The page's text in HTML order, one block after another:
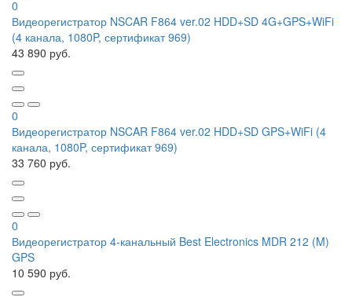
0
Видеорегистратор NSCAR F864 ver.02 HDD+SD 4G+GPS+WiFi
(4 канала, 1080P, сертификат 969)
43 890 руб.
0
Видеорегистратор NSCAR F864 ver.02 HDD+SD GPS+WiFi (4
канала, 1080P, сертификат 969)
33 760 руб.
0
Видеорегистратор 4-канальный Best Electronics MDR 212 (M)
GPS
10 590 руб.